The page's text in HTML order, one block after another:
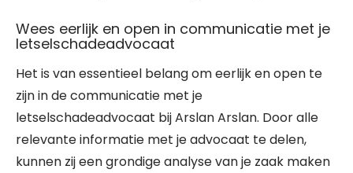
Wees eerlijk en open in communicatie met je
letselschadeadvocaat
Het is van essentieel belang om eerlijk en open te
zijn in de communicatie met je
letselschadeadvocaat bij Arslan Arslan. Door alle
relevante informatie met je advocaat te delen,
kunnen zij een grondige analyse van je zaak maken